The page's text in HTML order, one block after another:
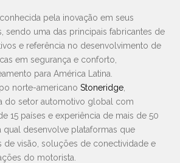
pela inovação em seus
sendo uma das principais fabricantes de
e referência no desenvolvimento de
em segurança e conforto,
para América Latina.
norte-americano Stoneridge
do setor automotivo global com
15 países e experiência de mais de 50
qual desenvolve plataformas que
de visão, soluções de conectividade e
do motorista.